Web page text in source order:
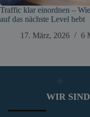
Traffic klar einordnen –
auf das nächste Level hebt
17. März, 2026
6
WIR